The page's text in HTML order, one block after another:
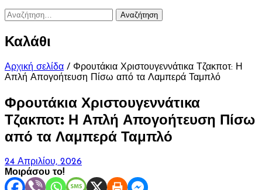
Αναζήτηση
Καλάθι
Αρχική σελίδα / Φρουτάκια Χριστουγεννάτικα Τζακποτ: Η
Απλή Απογοήτευση Πίσω από τα Λαμπερά Ταμπλό
Φρουτάκια Χριστουγεννάτικα
Τζακποτ: Η Απλή Απογοήτευση Πίσω
από τα Λαμπερά Ταμπλό
24 Απριλίου, 2026
Μοιράσου το!